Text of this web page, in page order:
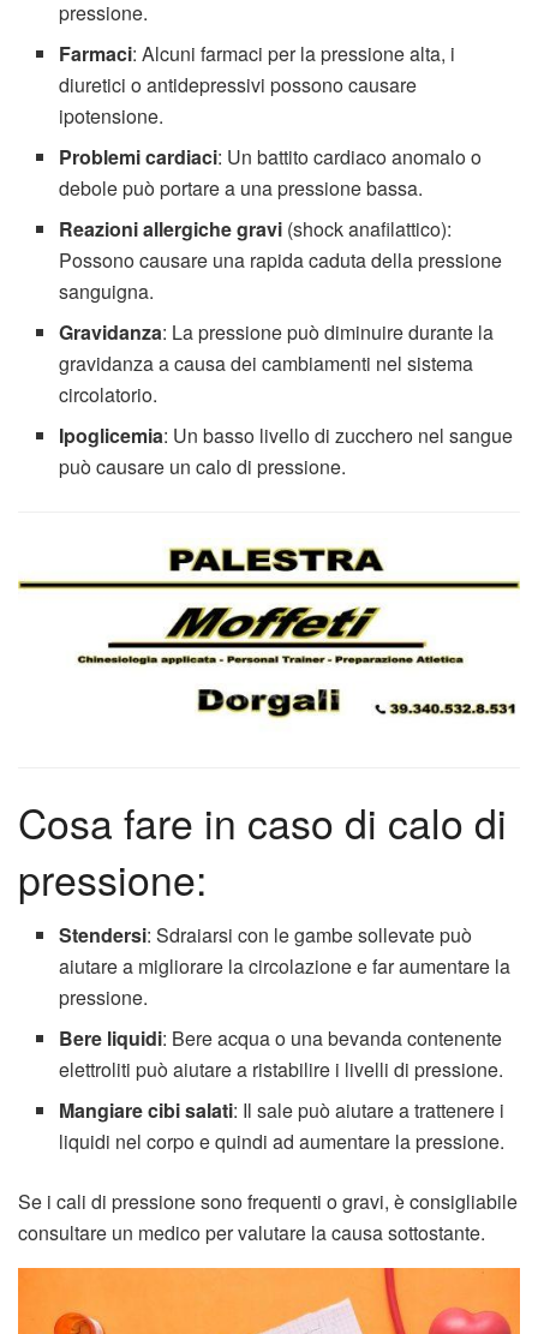
pressione.
Farmaci: Alcuni farmaci per la pressione alta, i
diuretici o antidepressivi possono causare
ipotensione.
Problemi cardiaci: Un battito cardiaco anomalo o
debole può portare a una pressione bassa.
Reazioni allergiche gravi (shock anafilattico):
Possono causare una rapida caduta della pressione
sanguigna.
Gravidanza: La pressione può diminuire durante la
gravidanza a causa dei cambiamenti nel sistema
circolatorio.
Ipoglicemia: Un basso livello di zucchero nel sangue
può causare un calo di pressione.
Cosa fare in caso di calo di
pressione:
Stendersi: Sdraiarsi con le gambe sollevate può
aiutare a migliorare la circolazione e far aumentare la
pressione.
Bere liquidi: Bere acqua o una bevanda contenente
elettroliti può aiutare a ristabilire i livelli di pressione.
Mangiare cibi salati: Il sale può aiutare a trattenere i
liquidi nel corpo e quindi ad aumentare la pressione.
Se i cali di pressione sono frequenti o gravi, è consigliabile
consultare un medico per valutare la causa sottostante.